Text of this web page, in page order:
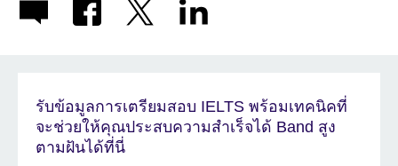
รับข้อมูลการเตรียมสอบ IELTS พร้อมเทคนิคที่
จะช่วยให้คุณประสบความสำเร็จได้ Band สูง
ตามฝันได้ที่นี่